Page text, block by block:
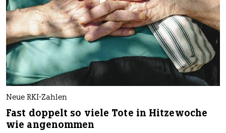
Neue RKI-Zahlen
Fast doppelt so viele Tote in Hitzewoche
wie angenommen